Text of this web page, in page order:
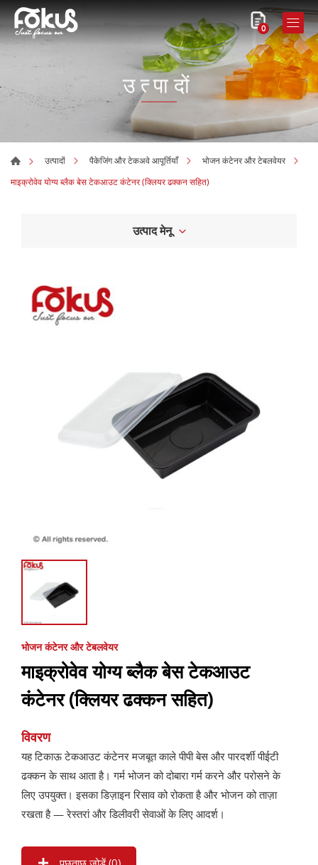
0
उत्पादों
उत्पादों पैकेजिंग और टेकअवे आपूर्तियाँ
भोजन कंटेनर और टेबलवेयर
माइक्रोवेव योग्य ब्लैक बेस टेकआउट कंटेनर (क्लियर ढक्कन सहित)
उत्पाद मेनू
भोजन कंटेनर और टेबलवेयर
माइक्रोवेव योग्य ब्लैक बेस टेकआउट
कंटेनर (क्लियर ढक्कन सहित)
विवरण
यह टिकाऊ टेकआउट कंटेनर मजबूत काले पीपी बेस और पारदर्शी पीईटी
ढक्कन के साथ आता है। गर्म भोजन को दोबारा गर्म करने और परोसने के
लिए उपयुक्त। इसका डिज़ाइन रिसाव को रोकता है और भोजन को ताज़ा
रखता है — रेस्तरां और डिलीवरी सेवाओं के लिए आदर्श।